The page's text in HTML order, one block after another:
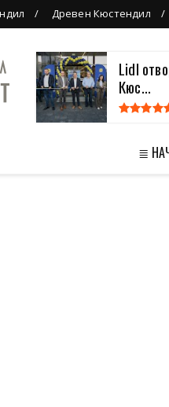
Древен Кюстендил
Lidl
Кюс...
≣